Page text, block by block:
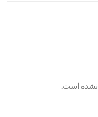
نشده است.